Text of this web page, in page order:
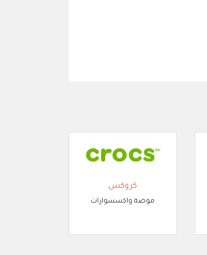
كروكس
موضة واكسسوارات